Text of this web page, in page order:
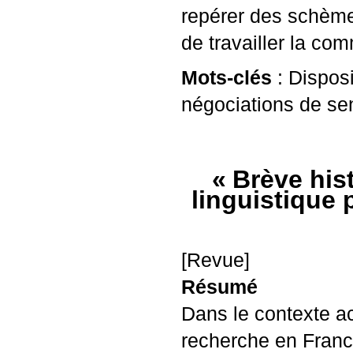
repérer des
de travailler la
Mots-clés :
négociations de
« Brève
linguistique
[Revue]
Résumé
Dans le contexte
recherche en